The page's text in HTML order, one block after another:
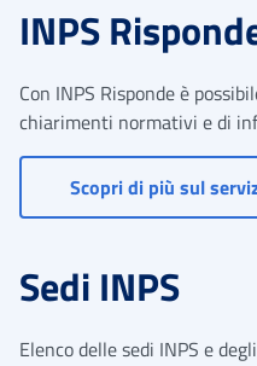
INPS
Con INPS Risponde è
chiarimenti normativi e di
Scopri di più sul
Sedi INPS
Elenco delle sedi INPS e